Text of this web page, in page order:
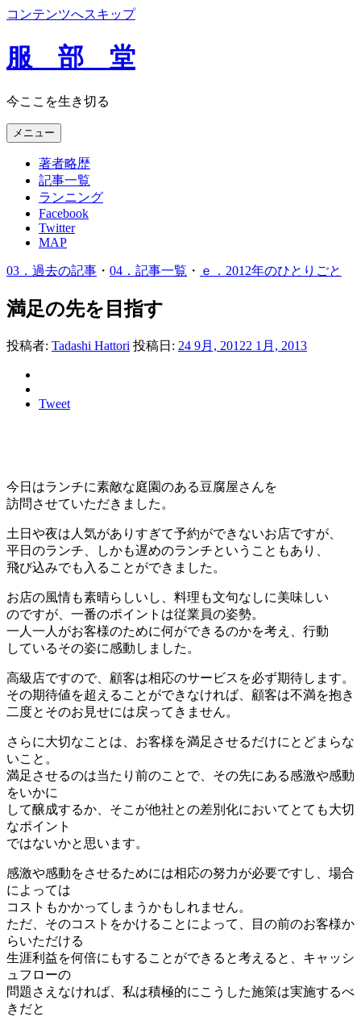
コンテンツへスキップ
服 部 堂
今ここを生き切る
メニュー
著者略歴
記事一覧
ランニング
Facebook
Twitter
MAP
03．過去の記事 ・ 04．記事一覧 ・ ｅ．2012年のひとりごと
満足の先を目指す
投稿者: Tadashi Hattori 投稿日: 24 9月, 20122 1月, 2013
Tweet
今日はランチに素敵な庭園のある豆腐屋さんを
訪問させていただきました。
土日や夜は人気がありすぎて予約ができないお店ですが、
平日のランチ、しかも遅めのランチということもあり、
飛び込みでも入ることができました。
お店の風情も素晴らしいし、料理も文句なしに美味しい
のですが、一番のポイントは従業員の姿勢。
一人一人がお客様のために何ができるのかを考え、行動
しているその姿に感動しました。
高級店ですので、顧客は相応のサービスを必ず期待します。
その期待値を超えることができなければ、顧客は不満を抱き
二度とそのお見せには戻ってきません。
さらに大切なことは、お客様を満足させるだけにとどまらな
いこと。
満足させるのは当たり前のことで、その先にある感激や感動
をいかに
して醸成するか、そこが他社との差別化においてとても大切
なポイント
ではないかと思います。
感激や感動をさせるためには相応の努力が必要ですし、場合
によっては
コストもかかってしまうかもしれません。
ただ、そのコストをかけることによって、目の前のお客様か
らいただける
生涯利益を何倍にもすることができると考えると、キャッシ
ュフローの
問題さえなければ、私は積極的にこうした施策は実施するべ
きだと